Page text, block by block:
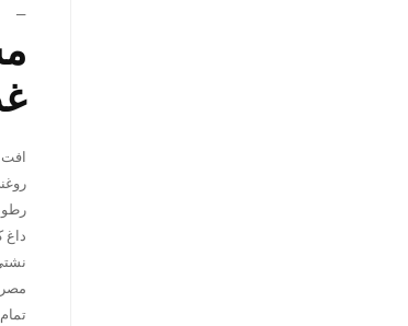
—
افت
داغ